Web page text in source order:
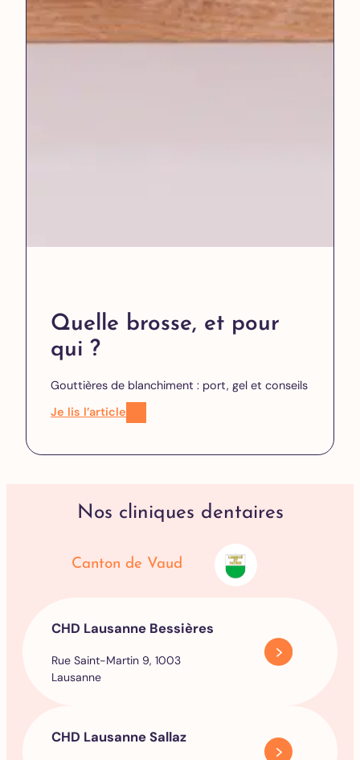
Quelle brosse, et pour
qui ?
Gouttières de blanchiment : port, gel et conseils
Je lis l’article
Nos cliniques dentaires
Canton de Vaud
CHD Lausanne Bessières
Rue Saint-Martin 9, 1003
Lausanne
CHD Lausanne Sallaz